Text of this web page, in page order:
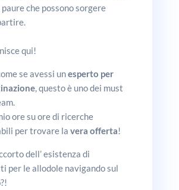
che possono sorgere
qui!
se avessi unesperto per
, questo è uno dei must
ore su ore di ricerche
per trovare la vera offerta!
dell’ esistenza di
per le allodole navigando sul